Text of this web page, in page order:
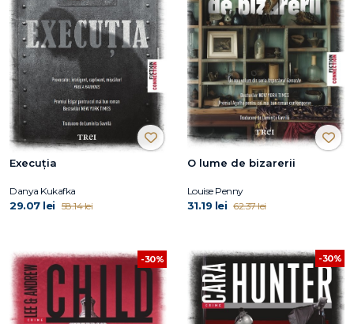
Execuția
Danya Kukafka
29.07 lei 58.14 lei
O lume de bizarerii
Louise Penny
31.19 lei 62.37 lei
-30% -30%